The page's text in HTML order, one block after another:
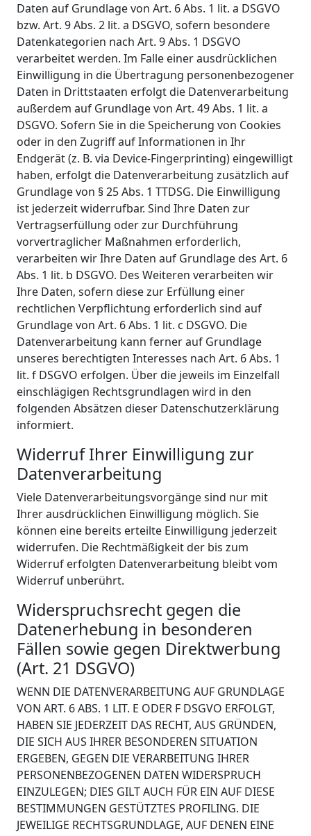
Daten auf Grundlage von Art. 6 Abs. 1 lit. a DSGVO
bzw. Art. 9 Abs. 2 lit. a DSGVO, sofern besondere
Datenkategorien nach Art. 9 Abs. 1 DSGVO
verarbeitet werden. Im Falle einer ausdrücklichen
Einwilligung in die Übertragung personenbezogener
Daten in Drittstaaten erfolgt die Datenverarbeitung
außerdem auf Grundlage von Art. 49 Abs. 1 lit. a
DSGVO. Sofern Sie in die Speicherung von Cookies
oder in den Zugriff auf Informationen in Ihr
Endgerät (z. B. via Device-Fingerprinting) eingewilligt
haben, erfolgt die Datenverarbeitung zusätzlich auf
Grundlage von § 25 Abs. 1 TTDSG. Die Einwilligung
ist jederzeit widerrufbar. Sind Ihre Daten zur
Vertragserfüllung oder zur Durchführung
vorvertraglicher Maßnahmen erforderlich,
verarbeiten wir Ihre Daten auf Grundlage des Art. 6
Abs. 1 lit. b DSGVO. Des Weiteren verarbeiten wir
Ihre Daten, sofern diese zur Erfüllung einer
rechtlichen Verpflichtung erforderlich sind auf
Grundlage von Art. 6 Abs. 1 lit. c DSGVO. Die
Datenverarbeitung kann ferner auf Grundlage
unseres berechtigten Interesses nach Art. 6 Abs. 1
lit. f DSGVO erfolgen. Über die jeweils im Einzelfall
einschlägigen Rechtsgrundlagen wird in den
folgenden Absätzen dieser Datenschutzerklärung
informiert.
Widerruf Ihrer Einwilligung zur
Datenverarbeitung
Viele Datenverarbeitungsvorgänge sind nur mit
Ihrer ausdrücklichen Einwilligung möglich. Sie
können eine bereits erteilte Einwilligung jederzeit
widerrufen. Die Rechtmäßigkeit der bis zum
Widerruf erfolgten Datenverarbeitung bleibt vom
Widerruf unberührt.
Widerspruchsrecht gegen die
Datenerhebung in besonderen
Fällen sowie gegen Direktwerbung
(Art. 21 DSGVO)
WENN DIE DATENVERARBEITUNG AUF GRUNDLAGE
VON ART. 6 ABS. 1 LIT. E ODER F DSGVO ERFOLGT,
HABEN SIE JEDERZEIT DAS RECHT, AUS GRÜNDEN,
DIE SICH AUS IHRER BESONDEREN SITUATION
ERGEBEN, GEGEN DIE VERARBEITUNG IHRER
PERSONENBEZOGENEN DATEN WIDERSPRUCH
EINZULEGEN; DIES GILT AUCH FÜR EIN AUF DIESE
BESTIMMUNGEN GESTÜTZTES PROFILING. DIE
JEWEILIGE RECHTSGRUNDLAGE, AUF DENEN EINE